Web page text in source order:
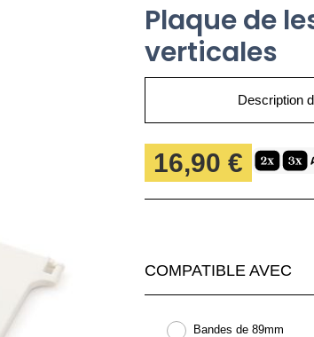
Plaque de
verticales
Description
16,90 €
COMPATIBLE AVEC
Bandes de 89mm